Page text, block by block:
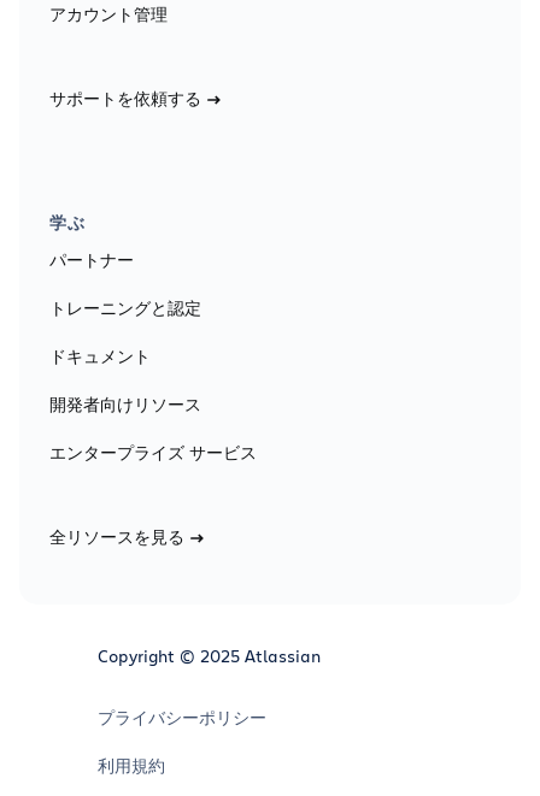
アカウント管理
サポートを依頼する
学ぶ
パートナー
トレーニングと認定
ドキュメント
開発者向けリソース
エンタープライズ サービス
全リソースを見る
Copyright © 2025 Atlassian
プライバシーポリシー
利用規約